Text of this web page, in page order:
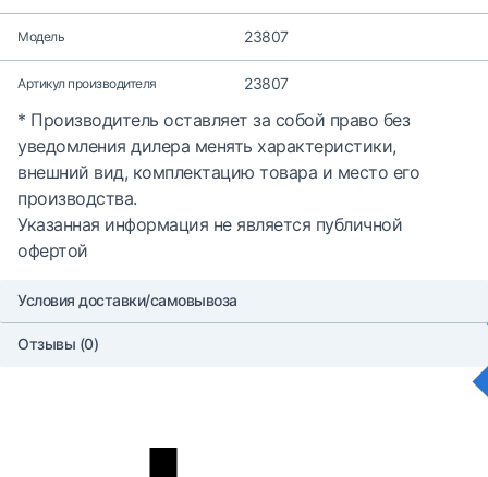
Модель 23807
Артикул производителя 23807
* Производитель оставляет за собой право без
уведомления дилера менять характеристики,
внешний вид, комплектацию товара и место его
производства.
Указанная информация не является публичной
офертой
Условия доставки/самовывоза
Отзывы (0)